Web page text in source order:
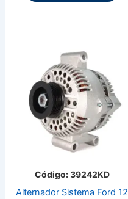
Código: 39242KD
Alternador Sistema Ford 12